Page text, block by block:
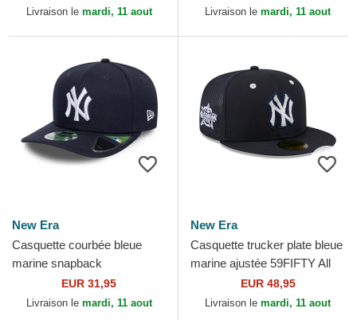
Livraison le mardi, 11 aout
Unstructured Organic...
Livraison le mardi, 11 aout
New Era
Casquette courbée bleue
marine snapback
9SEVENTY Stretch Snap
Player Replica New York
EUR 31,95
Livraison le mardi, 11 aout
New Era
Casquette trucker plate bleue
marine ajustée 59FIFTY All
Star Game Workout New
York Yankees MLB...
EUR 48,95
Livraison le mardi, 11 aout